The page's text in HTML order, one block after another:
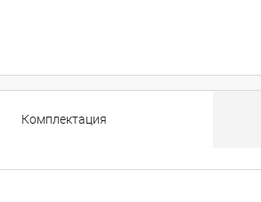
Комплектация